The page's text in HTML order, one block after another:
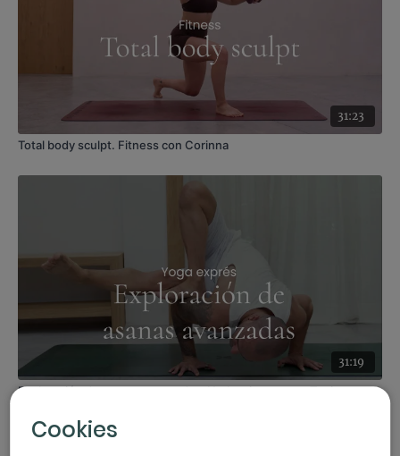
Esta clase ha sido realizada en Punt de vistes, Barcelona.
31:23
Total body sculpt. Fitness con Corinna
31:19
Exploración de asanas avanzadas. Hatha vinyasa con Toni
Cookies